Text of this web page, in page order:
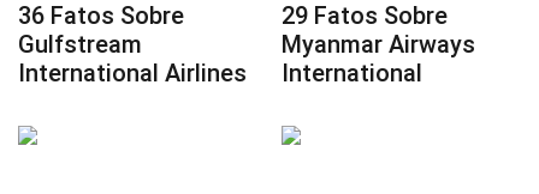
36 Fatos Sobre
Gulfstream
International Airlines
29 Fatos Sobre
Myanmar Airways
International